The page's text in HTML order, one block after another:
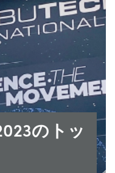
のトッ